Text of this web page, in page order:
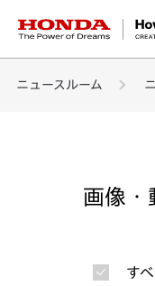
HONDA The
ニュースルーム
画像・
す